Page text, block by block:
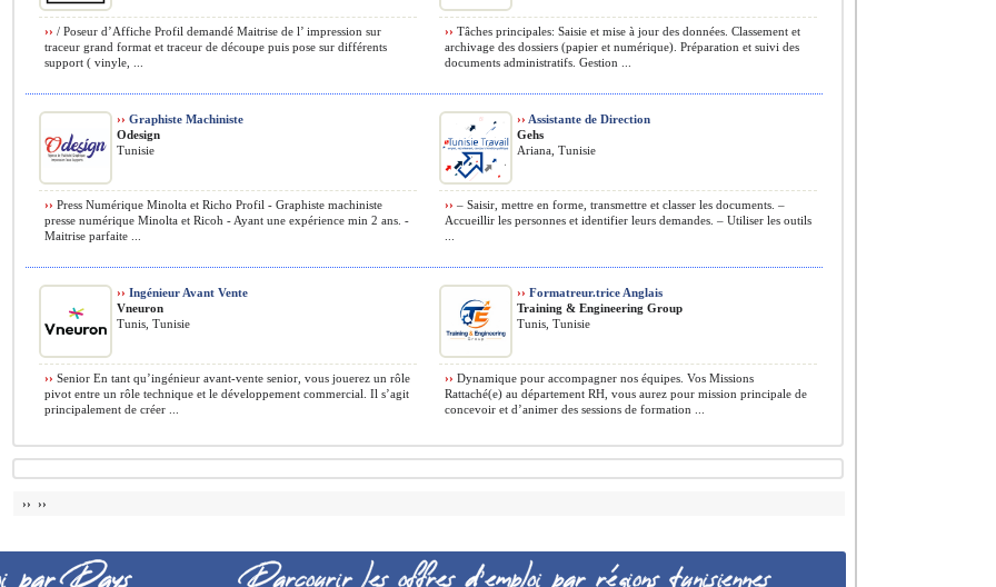
›› / Poseur d’Affiche Profil demandé Maitrise de l’ impression sur
traceur grand format et traceur de découpe puis pose sur différents
support ( vinyle, ...
›› Tâches principales: Saisie et mise à jour des données. Classement et
archivage des dossiers (papier et numérique). Préparation et suivi des
documents administratifs. Gestion ...
›› Graphiste Machiniste
Odesign
Tunisie
›› Press Numérique Minolta et Richo Profil - Graphiste machiniste
presse numérique Minolta et Ricoh - Ayant une expérience min 2 ans. -
Maitrise parfaite ...
›› Assistante de Direction
Gehs
Ariana, Tunisie
›› – Saisir, mettre en forme, transmettre et classer les documents. –
Accueillir les personnes et identifier leurs demandes. – Utiliser les outils
›› Ingénieur Avant Vente
Vneuron
Tunis, Tunisie
›› Senior En tant qu’ingénieur avant-vente senior, vous jouerez un rôle
pivot entre un rôle technique et le développement commercial. Il s’agit
principalement de créer ...
›› Formatreur.trice Anglais
Training & Engineering Group
Tunis, Tunisie
›› Dynamique pour accompagner nos équipes. Vos Missions
Rattaché(e) au département RH, vous aurez pour mission principale de
concevoir et d’animer des sessions de formation ...
›› ››